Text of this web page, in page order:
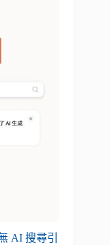
AI 搜尋引